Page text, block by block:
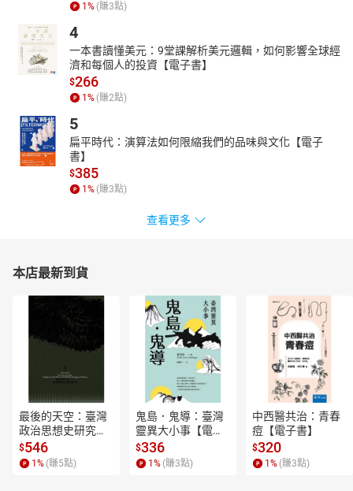
1 % (賺3點)
4
一本書讀懂美元：9堂課解析美元邏輯，如何影響全球經
濟和每個人的投資【電子書】
$266
1 % (賺2點)
5
扁平時代：演算法如何限縮我們的品味與文化【電子
書】
$385
1 % (賺3點)
查看更多
本店最新到貨
最後的天空：臺灣
政治思想史研究
【電子書】
$546
1 % (賺5點)
鬼島．鬼導：臺灣
靈異大小事【電子
書】
$336
1 % (賺3點)
中西醫共治：青春
痘【電子書】
$320
1 % (賺3點)